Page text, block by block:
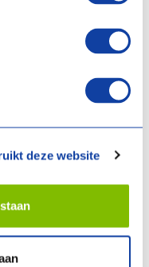
deze website
dat de afgevoerde lucht
op minimaal 1,8
om te vermijden dat
uit elkaar liggen,
zich te vermengen met